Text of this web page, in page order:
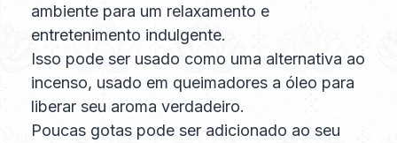
ambiente para um relaxamento e
entretenimento indulgente.
Isso pode ser usado como uma alternativa ao
incenso, usado em queimadores a óleo para
liberar seu aroma verdadeiro.
Poucas gotas pode ser adicionado ao seu